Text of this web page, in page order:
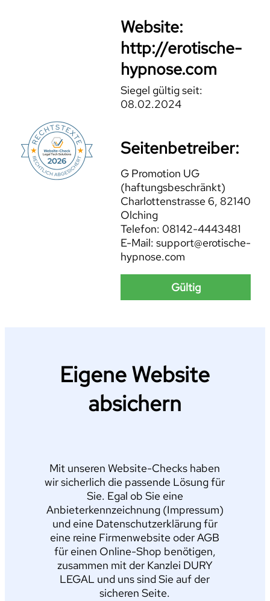
Website:
http://erotische-
hypnose.com
Siegel gültig seit:
08.02.2024
Seitenbetreiber:
G Promotion UG
(haftungsbeschränkt)
Charlottenstrasse 6, 82140
Olching
Telefon: 08142-4443481
E-Mail: support@erotische-
hypnose.com
Gültig
Eigene Website
absichern
Mit unseren Website-Checks haben
wir sicherlich die passende Lösung für
Sie. Egal ob Sie eine
Anbieterkennzeichnung (Impressum)
und eine Datenschutzerklärung für
eine reine Firmenwebsite oder AGB
für einen Online-Shop benötigen,
zusammen mit der Kanzlei DURY
LEGAL und uns sind Sie auf der
sicheren Seite.